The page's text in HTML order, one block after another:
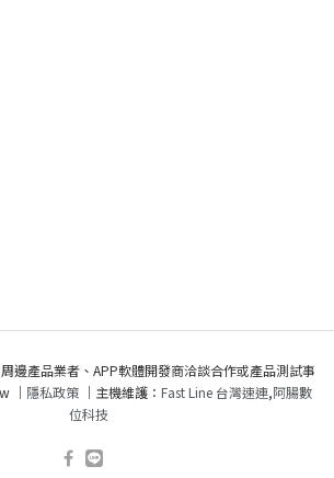
邊產品業者、APP軟體開發商洽談合作或產品測試事
｜ 隱私政策｜主機維護： Fast Line 台灣速連,阿腸數
位科技